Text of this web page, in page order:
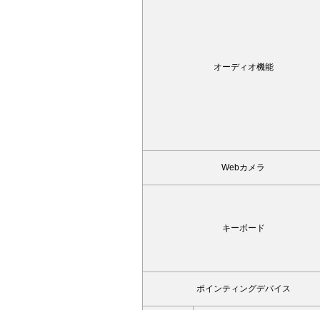
オーディオ機能
Webカメラ
キーボード
ポインティングデバイス